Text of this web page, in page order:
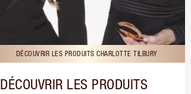
DÉCOUVRIR LES PRODUITS CHARLOTTE TILBURY
DÉCOUVRIR LES PRODUITS